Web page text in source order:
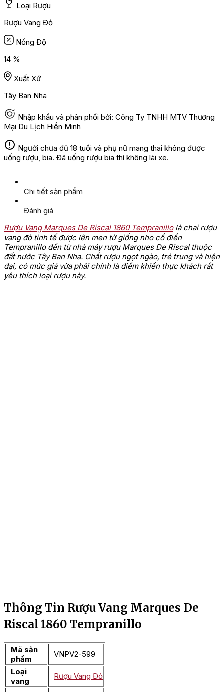
Loại Rượu
Rượu Vang Đỏ
Nồng Độ
14 %
Xuất Xứ
Tây Ban Nha
Nhập khẩu và phân phối bởi: Công Ty TNHH MTV Thương
Mại Du Lịch Hiền Minh
Người chưa đủ 18 tuổi và phụ nữ mang thai không được
uống rượu, bia. Đã uống rượu bia thì không lái xe.
Chi tiết sản phẩm
Đánh giá
Rượu Vang Marques De Riscal 1860 Tempranillolà chai rượu
vang đỏ tinh tế được lên men từ giống nho cổ điển
Tempranillo đến từ nhà máy rượu Marques De Riscal thuộc
đất nước Tây Ban Nha. Chất rượu ngọt ngào, trẻ trung và hiện
đại, có mức giá vừa phải chính là điểm khiến thực khách rất
yêu thích loại rượu này.
Thông Tin Rượu Vang Marques De
Riscal 1860 Tempranillo
Mã sản
phẩm
VNPV2-599
Loại
vang
Rượu Vang Đỏ